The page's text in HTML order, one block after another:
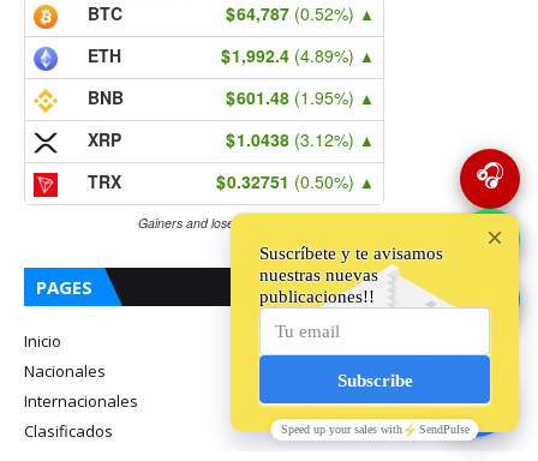
BTC 64,787 (0.52%) ▲
ETH 1,992.4 (4.89%) ▲
BNB 601.48 (1.95%) ▲
XRP 1.0438 (3.12%) ▲
TRX 0.32751 (0.50%) ▲
Gainers and losers from top100 only.
PAGES
Inicio
Locales
Nacionales
Deportes
Internacionales
Sociales
Clasificados
Radio
🎧
💬
🔵